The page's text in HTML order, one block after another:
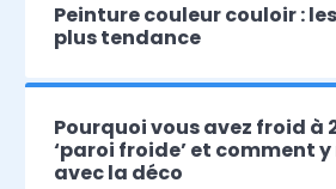
Peinture couleur couloir :
plus tendance
Pourquoi vous avez froid à
‘paroi froide’ et comment
avec la déco